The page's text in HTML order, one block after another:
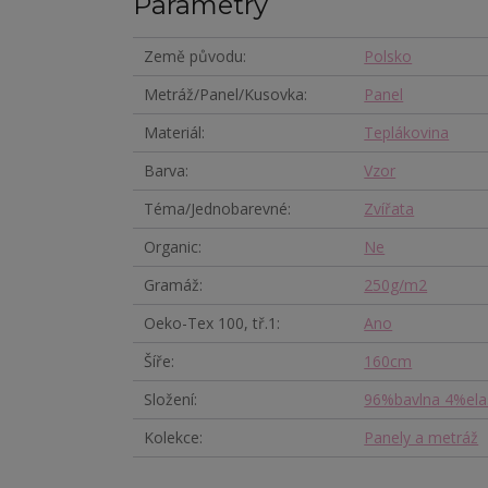
Země původu
Polsko
Metráž/Panel/Kusovka
Panel
Materiál
Teplákovina
Barva
Vzor
Téma/Jednobarevné
Zvířata
Organic
Ne
Gramáž
250g/m2
Oeko-Tex 100, tř.1
Ano
Šíře
160cm
Složení
96%bavlna
Kolekce
Panely a metráž